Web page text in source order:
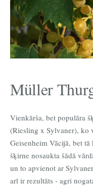
Müller
Vienkārša, bet populāra
(Riesling x Sylvaner), ko
Geisenheim Vācijā, bet
šķirne nosaukta šādā
un to apvienot ar
arī ir rezultāts - agri